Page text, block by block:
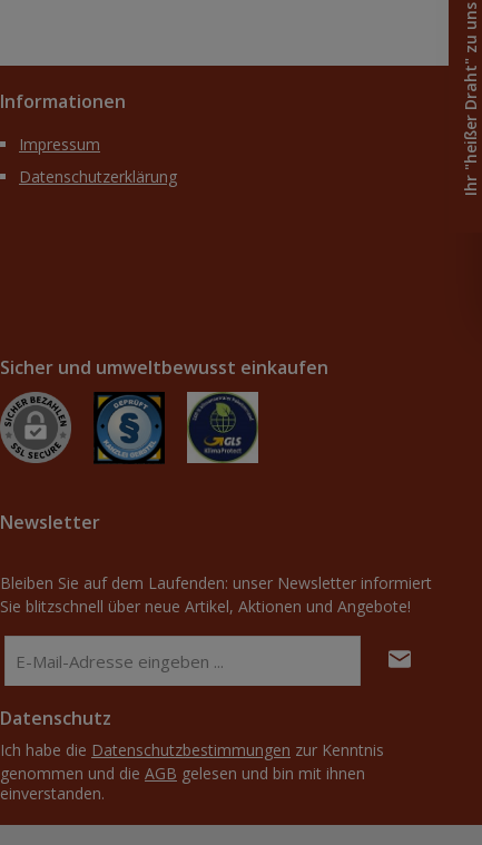
Informationen
Impressum
Datenschutzerklärung
Sicher und umweltbewusst einkaufen
Newsletter
Bleiben Sie auf dem Laufenden: unser Newsletter informiert
Sie blitzschnell über neue Artikel, Aktionen und Angebote!
Mail-
*
Datenschutz
Ich habe die Datenschutzbestimmungen zur Kenntnis
genommen und die AGB gelesen und bin mit ihnen
einverstanden.
Ihr "heißer Draht" zu uns